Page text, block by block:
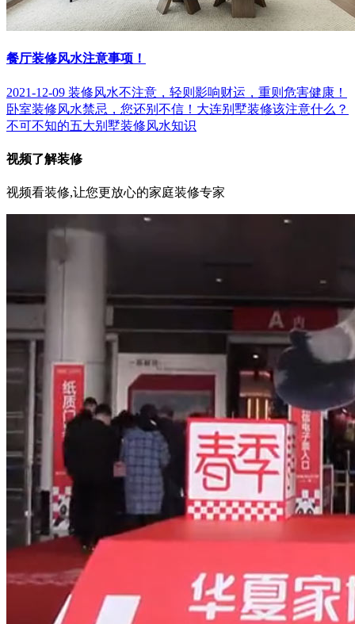
餐厅装修风水注意事项！
2021-12-09 装修风水不注意，轻则影响财运，重则危害健康！
卧室装修风水禁忌，您还别不信！ 大连别墅装修该注意什么？
不可不知的五大别墅装修风水知识
视频了解装修
视频看装修,让您更放心的家庭装修专家